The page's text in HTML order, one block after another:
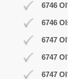
6746
6746
6747
6747
6747